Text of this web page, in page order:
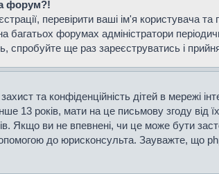
форум?!
перевірити ваші ім'я користувача
форумах адміністратори
ще раз зареєструватись і
та конфіденційність дітей в мережі
13 років, мати на це письмову згоду від
Якщо ви не впевнені, чи це може бути
до юрисконсульта. Зауважте, що